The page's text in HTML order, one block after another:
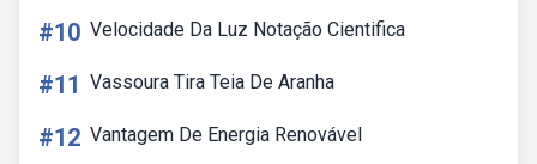
#10 Velocidade Da Luz Notação Cientifica
#11 Vassoura Tira Teia De Aranha
#12 Vantagem De Energia Renovável